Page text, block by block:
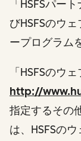
「HSFSパー
びHSFSのウ
ープログラム
「HSFSのウ
http://
指定するその
は、HSFSの